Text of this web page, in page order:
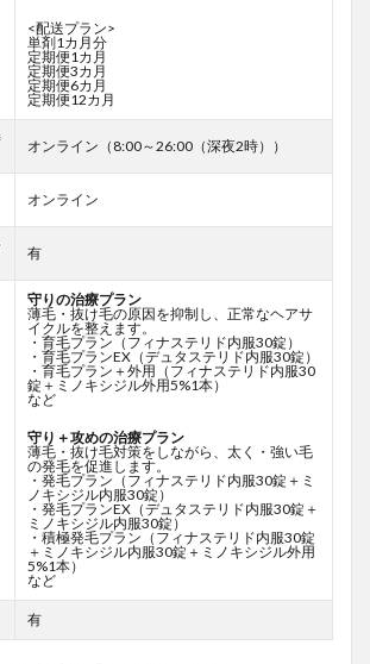
<配送プラン>
単剤1カ月分
定期便1カ月
定期便3カ月
定期便6カ月
定期便12カ月
オンライン（8:00～26:00（深夜2時））
オンライン
有
守りの治療プラン
薄毛・抜け毛の原因を抑制し、正常なヘアサ
イクルを整えます。
・育毛プラン（フィナステリド内服30錠）
・育毛プランEX（デュタステリド内服30錠）
・育毛プラン＋外用（フィナステリド内服30
錠＋ミノキシジル外用5%1本）
など
守り＋攻めの治療プラン
薄毛・抜け毛対策をしながら、太く・強い毛
の発毛を促進します。
・発毛プラン（フィナステリド内服30錠＋ミ
ノキシジル内服30錠）
・発毛プランEX（デュタステリド内服30錠＋
ミノキシジル内服30錠）
・積極発毛プラン（フィナステリド内服30錠
＋ミノキシジル内服30錠＋ミノキシジル外用
5%1本）
など
有